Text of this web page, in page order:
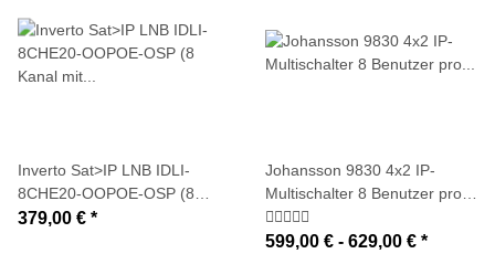
Inverto Sat>IP LNB IDLI-
8CHE20-OOPOE-OSP (8
Kanal mit PoE-Adapter-
379,00 € *
Johansson 9830 4x2 IP-
Multischalter 8 Benutzer pro
Ausgang (Sat>IP Umsetzer)
mit Netzteil Johansson 9933
599,00 € - 629,00 € *